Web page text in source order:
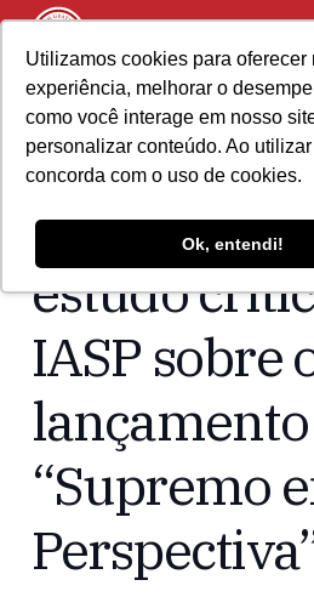
Utilizamos cookies para oferecer
experiência, melhorar o
como você interage em nosso
personalizar conteúdo. Ao
concorda com o uso de cookies.
Ok, entendi!
Home Acontece no IASP
Estadão
estudo
IASP sobre
“Supremo